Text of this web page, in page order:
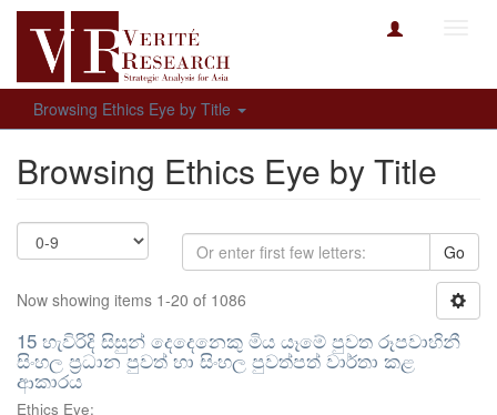
Browsing Ethics Eye by Title
Browsing Ethics Eye by Title
Go
Now showing items 1-20 of 1086
15 හැවිරිදි සිසුන් දෙදෙනෙකු මිය යෑමේ පුවත රූපවාහිනී
සිංහල ප්‍රධාන පුවත් හා සිංහල පුවත්පත් වාර්තා කළ
ආකාරය
Ethics Eye;